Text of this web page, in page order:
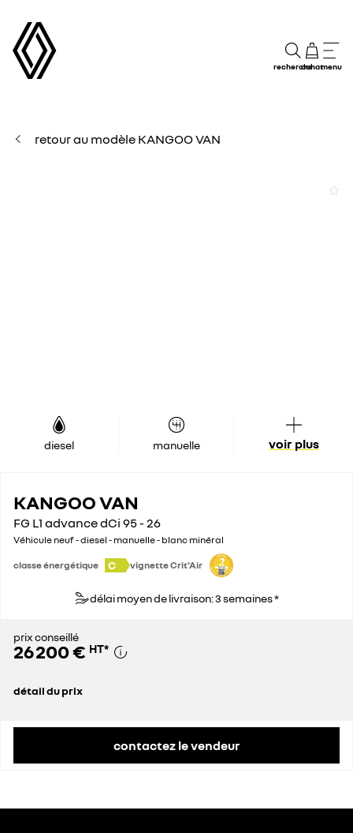
rechercheachatmenu
retour au modèle KANGOO VAN
diesel manuelle voir plus
KANGOO VAN
FG L1 advance dCi 95 - 26
Véhicule neuf - diesel - manuelle - blanc minéral
classe énergétique C vignette Crit'Air
délai moyen de livraison: 3 semaines *
prix conseillé
26 200 € HT*
détail du prix
contactez le vendeur